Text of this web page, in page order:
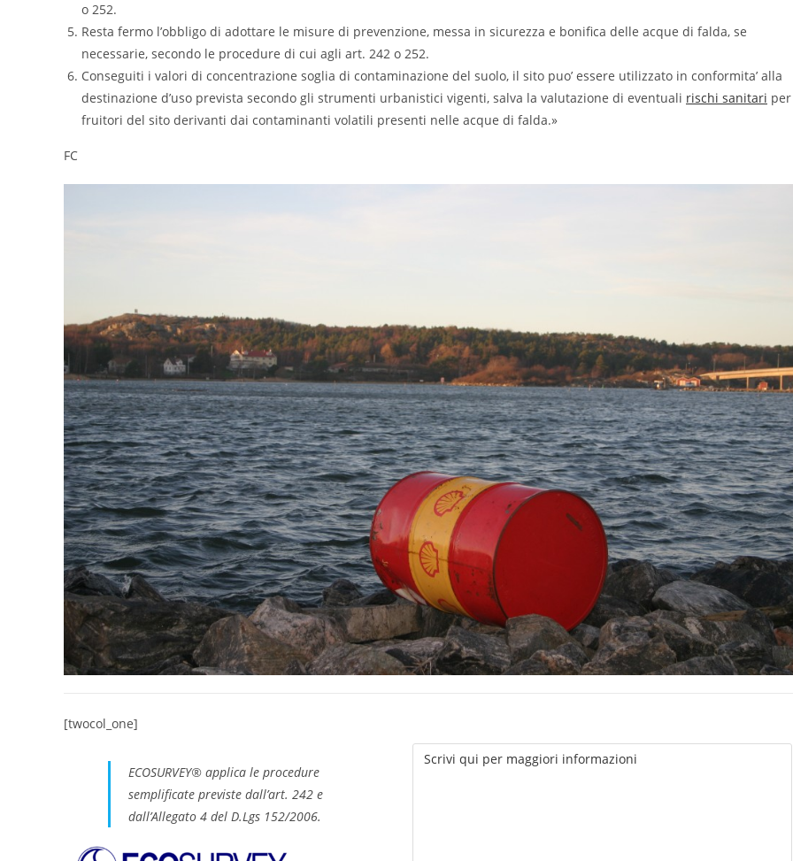
o 252.
Resta fermo l’obbligo di adottare le misure di prevenzione, messa in sicurezza e bonifica delle acque di falda, se
necessarie, secondo le procedure di cui agli art. 242 o 252.
Conseguiti i valori di concentrazione soglia di contaminazione del suolo, il sito puo’ essere utilizzato in conformita’ alla
destinazione d’uso prevista secondo gli strumenti urbanistici vigenti, salva la valutazione di eventuali rischi sanitari
fruitori del sito derivanti dai contaminanti volatili presenti nelle acque di falda.»
FC
[twocol_one]
ECOSURVEY® applica le procedure
semplificate previste dall’art. 242 e
dall’Allegato 4 del D.Lgs 152/2006.